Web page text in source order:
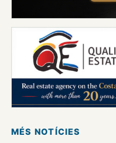
MÉS NOTÍCIES